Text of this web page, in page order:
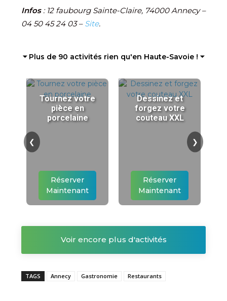
Infos: 12 faubourg Sainte-Claire, 74000 Annecy –
04 50 45 24 03– Site.
⏷ Plus de 90 activités rien qu'en Haute-Savoie ! ⏷
Tournez votre
pièce en
porcelaine
Réserver
Maintenant
Dessinez et
forgez votre
couteau XXL
Réserver
Maintenant
❮ ❯
Voir encore plus d'activités
TAGS Annecy Gastronomie Restaurants